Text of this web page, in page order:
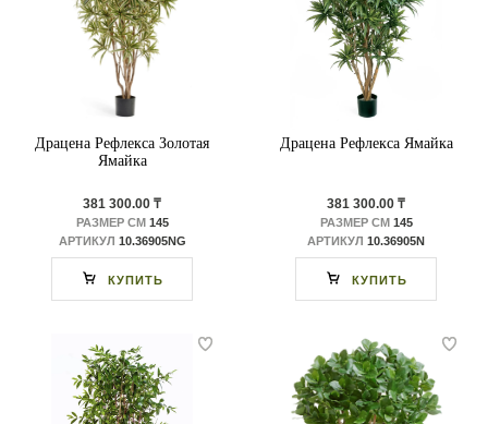
Драцена Рефлекса Золотая
Ямайка
381 300.00 ₸
РАЗМЕР СМ 145
АРТИКУЛ 10.36905NG
КУПИТЬ
Драцена Рефлекса Ямайка
381 300.00 ₸
РАЗМЕР СМ 145
АРТИКУЛ 10.36905N
КУПИТЬ